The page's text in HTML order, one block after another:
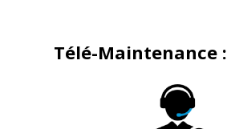
Télé-Maintenance :